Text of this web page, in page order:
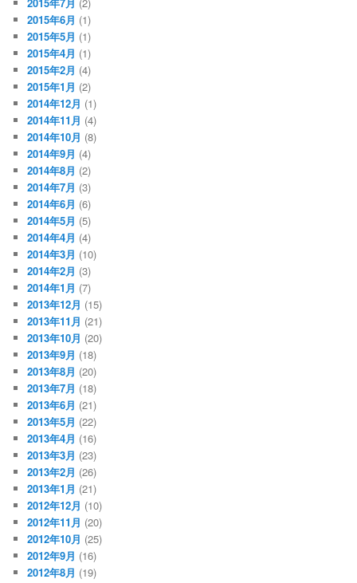
2015年6月 (1)
2015年5月 (1)
2015年4月 (1)
2015年2月 (4)
2015年1月 (2)
2014年12月 (1)
2014年11月 (4)
2014年10月 (8)
2014年9月 (4)
2014年8月 (2)
2014年7月 (3)
2014年6月 (6)
2014年5月 (5)
2014年4月 (4)
2014年3月 (10)
2014年2月 (3)
2014年1月 (7)
2013年12月 (15)
2013年11月 (21)
2013年10月 (20)
2013年9月 (18)
2013年8月 (20)
2013年7月 (18)
2013年6月 (21)
2013年5月 (22)
2013年4月 (16)
2013年3月 (23)
2013年2月 (26)
2013年1月 (21)
2012年12月 (10)
2012年11月 (20)
2012年10月 (25)
2012年9月 (16)
2012年8月 (19)